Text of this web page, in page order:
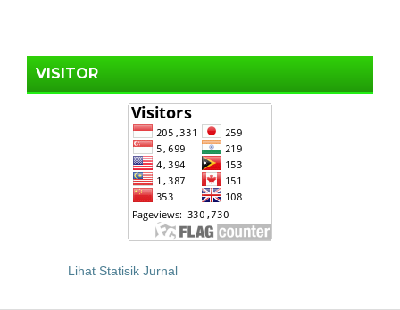
VISITOR
Lihat Statisik Jurnal